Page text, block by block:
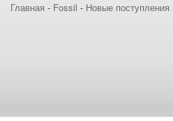
Главная - Fossil - Новые поступления